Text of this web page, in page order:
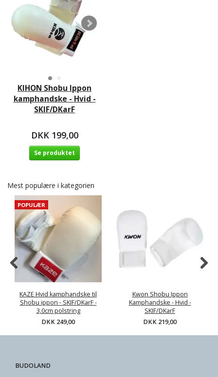
KIHON Shobu Ippon
kamphandske - Hvid -
SKIF/DKarF
DKK 199,00
Se produktet
Mest populære i kategorien
POPULÆR
KAZE Hvid kamphandske til
Shobu ippon - SKIF/DKarF -
3,0cm polstring
DKK 249,00
Kwon Shobu Ippon
Kamphandske - Hvid -
SKIF/DKarF
DKK 219,00
BUDOLAND